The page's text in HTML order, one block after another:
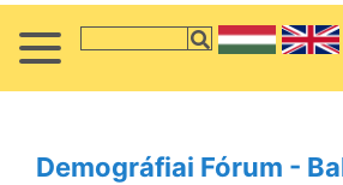
Demográfiai Fórum -